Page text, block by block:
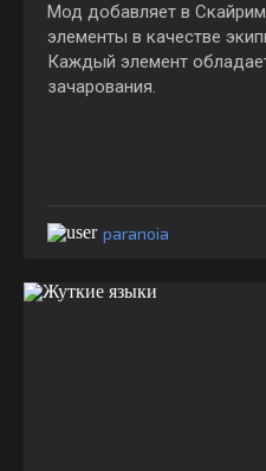
Мод добавляет в
элементы в качестве
Каждый элемент
зачарования.
paranoia